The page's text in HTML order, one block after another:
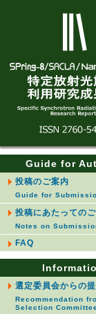
Guide for
投稿のご案内
Guide for
投稿にあたっての
Notes on
FAQ
選定委員会からの
Recommendation
Selection